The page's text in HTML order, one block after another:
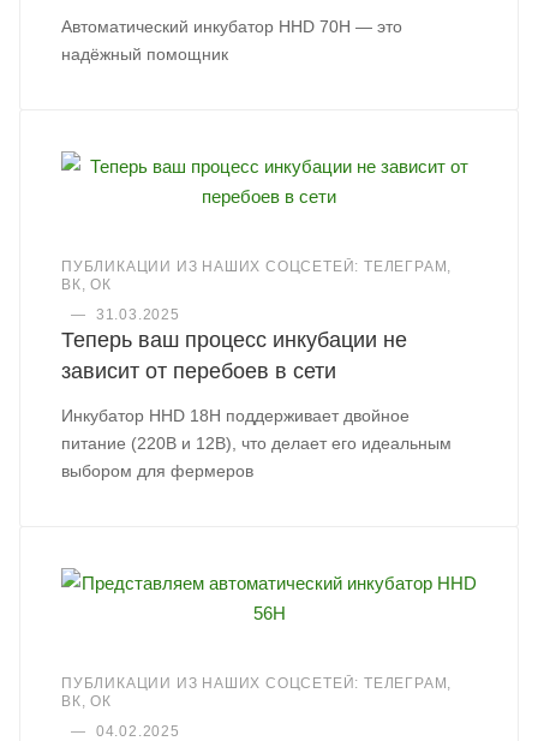
Автоматический инкубатор HHD 70H — это
надёжный помощник
ПУБЛИКАЦИИ ИЗ НАШИХ СОЦСЕТЕЙ: ТЕЛЕГРАМ,
ВК, ОК
—
31.03.2025
Теперь ваш процесс инкубации не
зависит от перебоев в сети
Инкубатор HHD 18H поддерживает двойное
питание (220В и 12В), что делает его идеальным
выбором для фермеров
ПУБЛИКАЦИИ ИЗ НАШИХ СОЦСЕТЕЙ: ТЕЛЕГРАМ,
ВК, ОК
—
04.02.2025